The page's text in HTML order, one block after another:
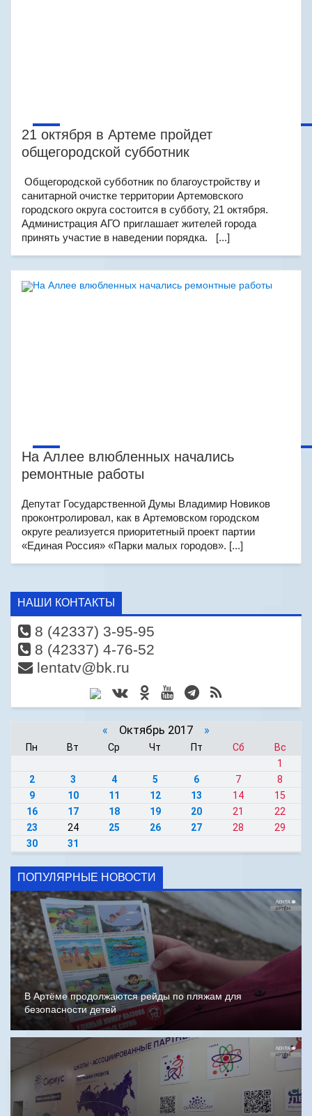
21 октября в Артеме пройдет
общегородской субботник
Общегородской субботник по благоустройству и
санитарной очистке территории Артемовского
городского округа состоится в субботу, 21 октября.
Администрация АГО приглашает жителей города
принять участие в наведении порядка. [...]
На Аллее влюбленных начались
ремонтные работы
Депутат Государственной Думы Владимир Новиков
проконтролировал, как в Артемовском городском
округе реализуется приоритетный проект партии
«Единая Россия» «Парки малых городов». [...]
НАШИ КОНТАКТЫ
8 (42337) 3-95-95
8 (42337) 4-76-52
lentatv@bk.ru
« Октябрь 2017 »
Пн Вт Ср Чт Пт Сб
Вс
1
2
3 4 5 6 7
8
9
10 11 12 13 14
15
16
17 18 19 20 21
22
23
24 25 26 27 28
29
30
31
ПОПУЛЯРНЫЕ НОВОСТИ
В Артёме продолжаются рейды по пляжам для
безопасности детей